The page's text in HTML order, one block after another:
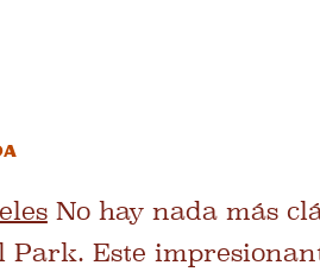
No hay nada más
Este